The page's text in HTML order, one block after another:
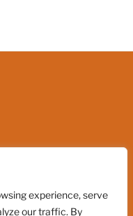
experience, serve
our traffic. By